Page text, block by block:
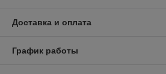
Доставка и оплата
График работы